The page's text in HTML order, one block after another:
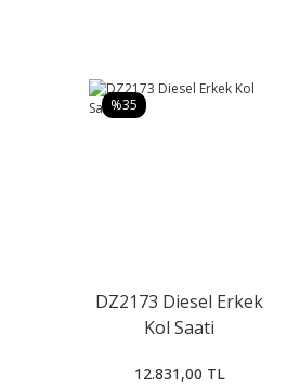
%35
DZ2173 Diesel Erkek
Kol Saati
12.831,00 TL